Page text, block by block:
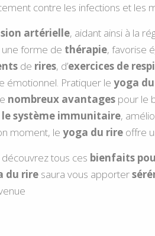
contre les infections et les
artérielle, aidant ainsi à la
forme de thérapie, favorise
de rires, d’exercices de
émotionnel. Pratiquer le yoga
nombreux avantagespour le
système immunitaire,
moment, le yoga du rireoffre
tous ces bienfaits
du riresaura vous apporter